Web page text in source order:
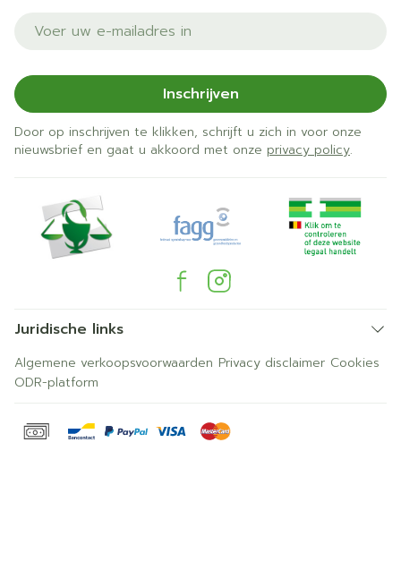
E-mail adres
Inschrijven
Door op inschrijven te klikken, schrijft u zich in voor onze
nieuwsbrief en gaat u akkoord met onze privacy policy.
Juridische links
Algemene verkoopsvoorwaarden Privacy disclaimer Cookies
ODR-platform